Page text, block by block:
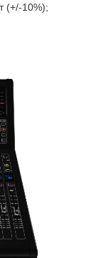
(+/-10%);